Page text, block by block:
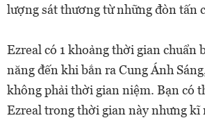
lượng sát thương từ những đòn tấn
Ezreal có 1 khoảng thời gian chuẩn
năng đến khi bắn ra Cung Ánh
không phải thời gian niệm. Bạn có
Ezreal trong thời gian này nhưng kĩ